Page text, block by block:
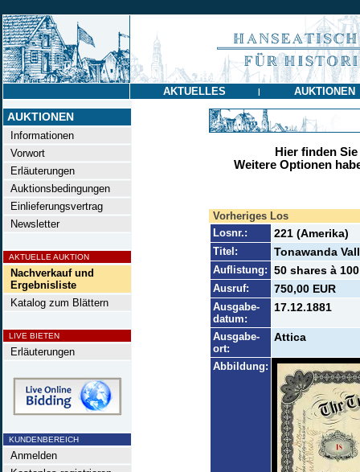
AKTUELLES | AUKTIONEN
AUKTIONEN
Informationen
Vorwort
Erläuterungen
Auktionsbedingungen
Einlieferungsvertrag
Newsletter
AKTUELLE AUKTION
Nachverkauf und
Ergebnisliste
Katalog zum Blättern
LIVE BIETEN
Erläuterungen
KUNDENBEREICH
Anmelden
Hier finden
Weitere Optionen
Vorheriges Los
Losnr.:
221 (Amerika)
Titel: Tonawanda
Auflistung: 50 shares à
Ausruf: 750,00 EUR
Ausgabe-
datum:
17.12.1881
Ausgabe-
ort:
Attica
Abbildung: